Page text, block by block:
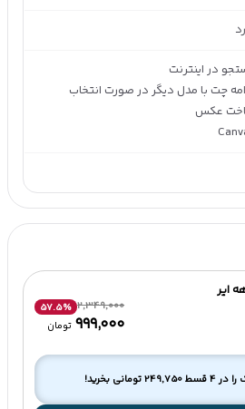
در اینترنت
چت با مدل دیگر در صورت انتخاب
عکس
2,349,000
57.5%
۹۹۹٬۰۰۰ تومان
در 4 قسط 249,750 تومانی بخرید!